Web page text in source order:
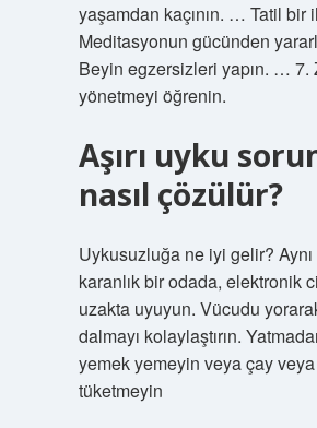
yaşamdan kaçının. … Tatil bir
Meditasyonun gücünden
Beyin egzersizleri yapın. … 7.
yönetmeyi öğrenin.
Aşırı uyku
nasıl çözülür?
Uykusuzluğa ne iyi gelir?
karanlık bir odada, elektronik
uzakta uyuyun. Vücudu
dalmayı kolaylaştırın.
yemek yemeyin veya çay
tüketmeyin